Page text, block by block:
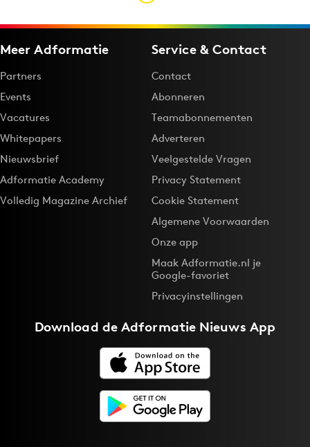
Meer Adformatie
Partners
Events
Vacatures
Whitepapers
Nieuwsbrief
Adformatie Academy
Volledig Magazine Archief
Service & Contact
Contact
Abonneren
Teamabonnementen
Adverteren
Veelgestelde Vragen
Privacy Statement
Cookie Statement
Algemene Voorwaarden
Onze app
Maak Adformatie.nl je
Google-favoriet
Privacyinstellingen
Download deAdformatie Nieuws App